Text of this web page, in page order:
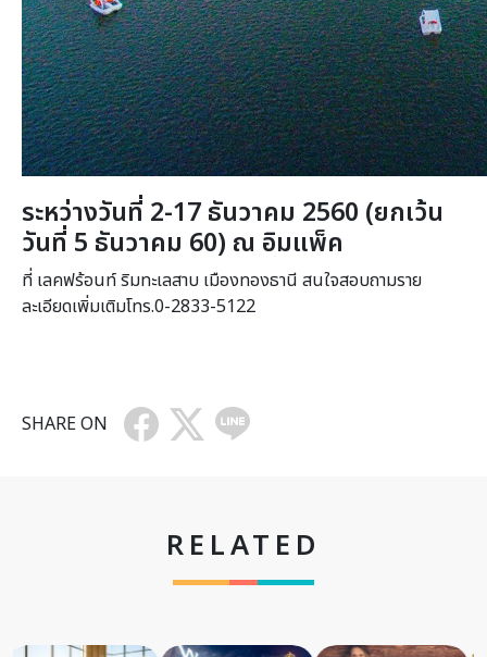
ระหว่างวันที่ 2-17 ธันวาคม 2560 (ยกเว้น
วันที่ 5 ธันวาคม 60) ณ อิมแพ็ค
ที่ เลคฟร้อนท์ ริมทะเลสาบ เมืองทองธานี สนใจสอบถามราย
ละเอียดเพิ่มเติมโทร.0-2833-5122
SHARE ON
RELATED